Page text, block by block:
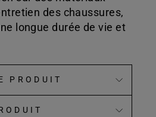
des chaussures,
longue durée de vie et
PRODUIT